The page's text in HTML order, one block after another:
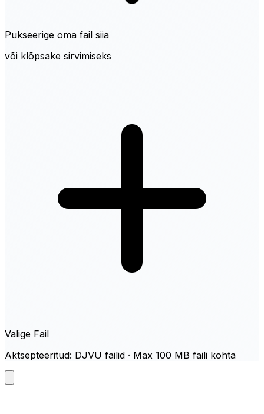
Pukseerige oma fail siia
või klõpsake sirvimiseks
Valige Fail
Aktsepteeritud: DJVU failid · Max 100 MB faili kohta